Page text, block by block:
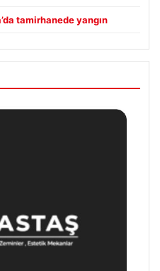
tamirhanede yangın